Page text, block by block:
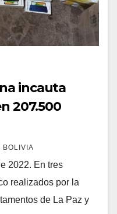
incauta
207.500
BOLIVIA
2022. En tres
realizados por la
de La Paz y